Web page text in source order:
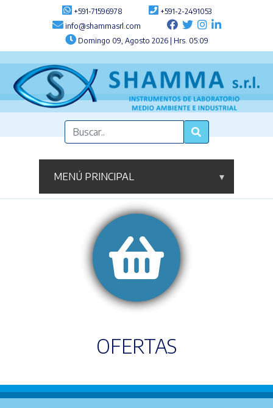
+591-71596978
+591-2-2491053
info@shammasrl.com
Domingo 09, Agosto 2026 | Hrs. 05:09
MENÚ PRINCIPAL ▾
OFERTAS